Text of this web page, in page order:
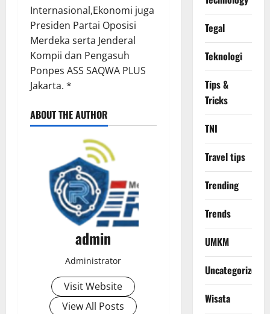
Internasional,Ekonomi juga
Presiden Partai Oposisi
Merdeka serta Jenderal
Kompii dan Pengasuh
Ponpes ASS SAQWA PLUS
Jakarta. *
ABOUT THE AUTHOR
admin
Administrator
Visit Website
View All Posts
Tegal
Teknologi
Tips &
Tricks
TNI
Travel tips
Trending
Trends
UMKM
Uncategorized
Wisata